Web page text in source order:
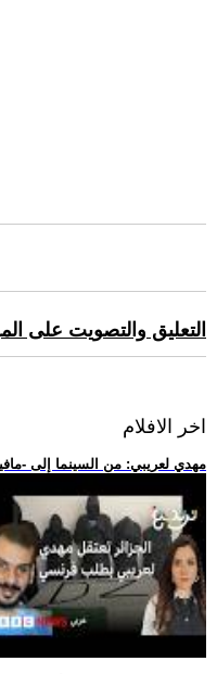
التعليق والتصويت على
اخر الافلام
.. مهدي لعريبي: من السينما إلى -